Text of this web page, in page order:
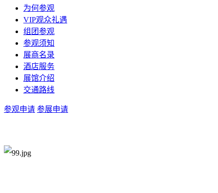
为何参观
VIP观众礼遇
组团参观
参观须知
展商名录
酒店服务
展馆介绍
交通路线
参观申请 参展申请